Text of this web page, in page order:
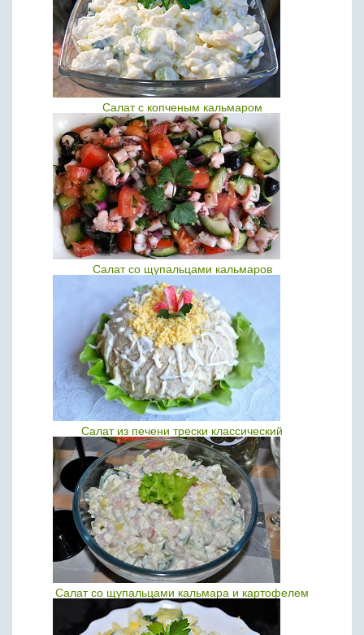
Салат с копченым кальмаром
Салат со щупальцами кальмаров
Салат из печени трески классический
Салат со щупальцами кальмара и картофелем